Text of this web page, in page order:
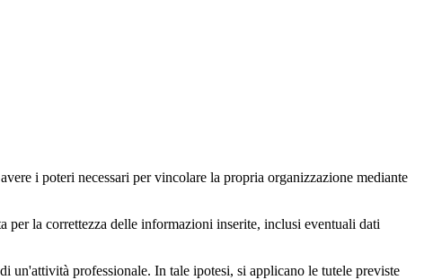
i poteri necessari per vincolare la propria organizzazione mediante
per la correttezza delle informazioni inserite, inclusi eventuali dati
un'attività professionale. In tale ipotesi, si applicano le tutele previste